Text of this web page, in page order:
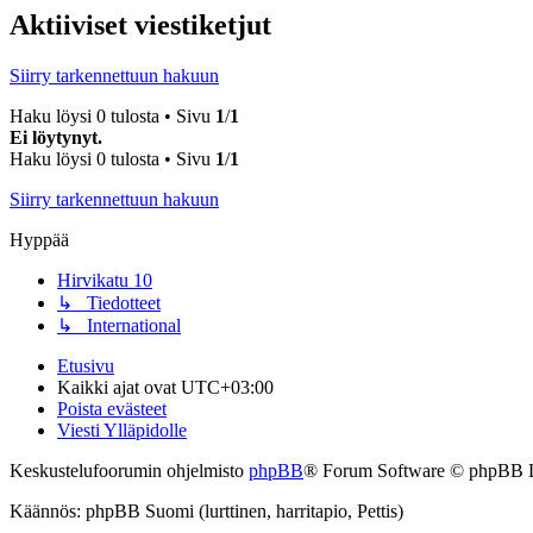
Aktiiviset viestiketjut
Siirry tarkennettuun hakuun
Haku löysi 0 tulosta • Sivu 1/1
Ei löytynyt.
Haku löysi 0 tulosta • Sivu 1/1
Siirry tarkennettuun hakuun
Hyppää
Hirvikatu 10
↳ Tiedotteet
↳ International
Etusivu
Kaikki ajat ovat UTC+03:00
Poista evästeet
Viesti Ylläpidolle
Keskustelufoorumin ohjelmisto phpBB® Forum Software © phpBB
Käännös: phpBB Suomi (lurttinen, harritapio, Pettis)